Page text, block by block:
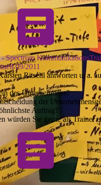
Spectrum
09/2011
Ritschl antworten u. a.
des Unternehmens?
der
Auftrag?
würden Sie gerne als Trainer